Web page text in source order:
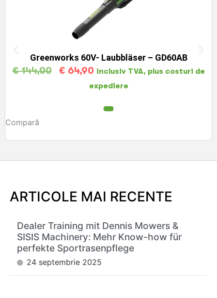
Greenworks 60V- Laubbläser – GD60AB
€144,00 € 64,90 inclusiv TVA, plus costuri de
expediere
Compară
ARTICOLE MAI RECENTE
Dealer Training mit Dennis Mowers &
SISIS Machinery: Mehr Know-how für
perfekte Sportrasenpflege
24 septembrie 2025